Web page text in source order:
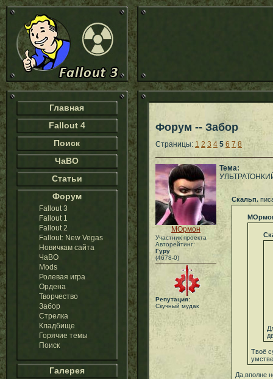
Главная
Fallout 4
Поиск
ЧаВО
Статьи
Форум
Fallout 3
Fallout 1
Fallout 2
Fallout: New Vegas
Новичкам сайта
ЧаВО
Mods
Ролевая игра
Ордена
Творчество
Забор
Стрелка
Кладбище
Горячие темы
Поиск
Галерея
Форум -- Забор
Страницы: 1 2 3 4 5 6 7 8
МОрмон
Участник проекта
Авторейтинг:
Гуру
(4678-0)
Репутация:
Скучный мудак
Тема:
Скальп.
Твоё
Да,вполне